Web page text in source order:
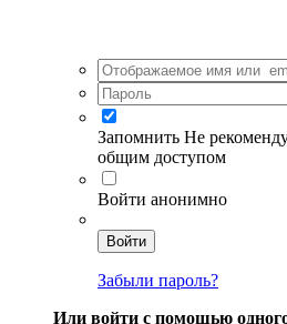
Запомнить Не
общим доступом
Войти анонимно
Войти
Забыли пароль?
Или войти с помощью